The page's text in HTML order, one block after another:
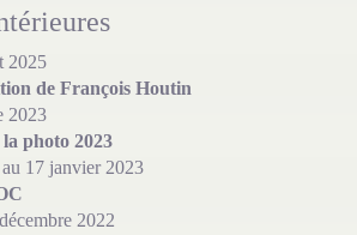
François HOUTIN
2025
de François Houtin
2023
photo 2023
17 janvier 2023
2022